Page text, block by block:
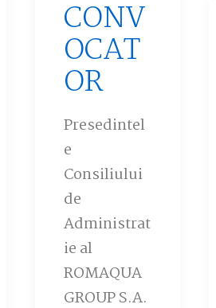
CONV
OCAT
OR
Presedintel
e
Consiliului
de
Administrat
ie al
ROMAQUA
GROUP S.A.